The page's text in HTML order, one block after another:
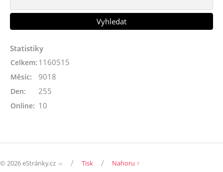
Statistiky
Online: 10
Celkem: 1160515
Měsíc: 9018
Den: 255
© 2026 eStránky.cz / Tisk / Nahoru ↑